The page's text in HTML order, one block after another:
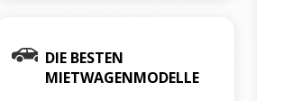
DIE BESTEN
MIETWAGENMODELLE